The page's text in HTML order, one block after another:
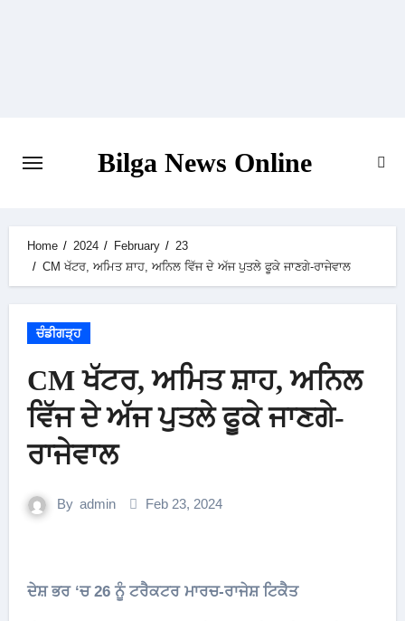
Bilga News Online
Home 2024 February
23
CM ਖੱਟਰ, ਅਮਿਤ ਸ਼ਾਹ, ਅਨਿਲ ਵਿੱਜ ਦੇ ਅੱਜ ਪੁਤਲੇ ਫੂਕੇ ਜਾਣਗੇ-ਰਾਜੇਵਾਲ
ਚੰਡੀਗੜ੍ਹ
CM ਖੱਟਰ, ਅਮਿਤ ਸ਼ਾਹ, ਅਨਿਲ
ਵਿੱਜ ਦੇ ਅੱਜ ਪੁਤਲੇ ਫੂਕੇ ਜਾਣਗੇ-
ਰਾਜੇਵਾਲ
By admin Feb 23, 2024
ਦੇਸ਼ ਭਰ ‘ਚ 26 ਨੂੰ ਟਰੈਕਟਰ ਮਾਰਚ-ਰਾਜੇਸ਼ ਟਿਕੈਤ